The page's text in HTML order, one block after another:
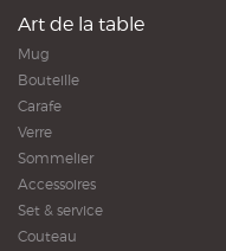
Art de la table
Mug
Bouteille
Carafe
Verre
Sommelier
Accessoires
Set & service
Couteau